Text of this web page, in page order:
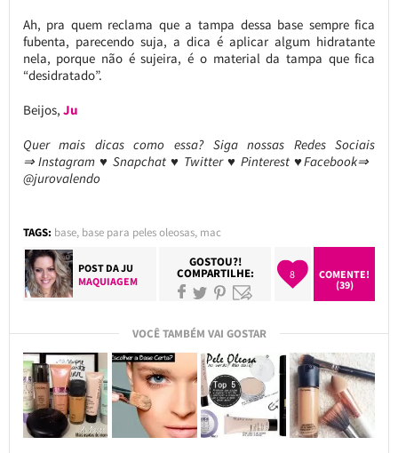
Ah, pra quem reclama que a tampa dessa base sempre fica
fubenta, parecendo suja, a dica é aplicar algum hidratante
nela, porque não é sujeira, é o material da tampa que fica
“desidratado”.
Beijos, Ju
Quer mais dicas como essa? Siga nossas Redes Sociais
⇒ Instagram ♥ Snapchat ♥ Twitter ♥ Pinterest ♥Facebook⇒
@jurovalendo
TAGS: base, base para peles oleosas, mac
POST DAJU
MAQUIAGEM
GOSTOU?!
COMPARTILHE: 8
COMENTE!
(39)
VOCÊ TAMBÉM VAI GOSTAR